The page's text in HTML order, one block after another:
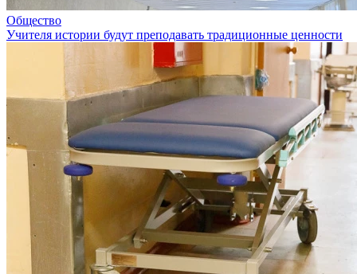
Общество
Учителя истории будут преподавать традиционные ценности